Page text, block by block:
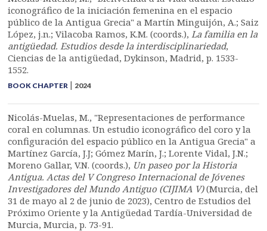
iconográfico de la iniciación femenina en el espacio
público de la Antigua Grecia" a Martín Minguijón, A.; Saiz
López, j.n.; Vilacoba Ramos, K.M. (coords.),La familia en la
antigüedad. Estudios desde la interdisciplinariedad,
Ciencias de la antigüedad, Dykinson, Madrid, p. 1533-
1552.
BOOK CHAPTER | 2024
Nicolás-Muelas, M., "Representaciones de performance
coral en columnas. Un estudio iconográfico del coro y la
configuración del espacio público en la Antigua Grecia" a
Martínez García, J.J; Gómez Marín, J.; Lorente Vidal, J.N.;
Moreno Gallar, V.N. (coords.), Un paseo por la Historia
Antigua. Actas del V Congreso Internacional de Jóvenes
Investigadores del Mundo Antiguo (CIJIMA V)(Murcia, del
31 de mayo al 2 de junio de 2023), Centro de Estudios del
Próximo Oriente y la Antigüedad Tardía-Universidad de
Murcia, Murcia, p. 73-91.